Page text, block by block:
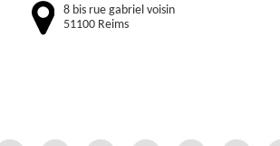
8 bis rue gabriel voisin
51100 Reims